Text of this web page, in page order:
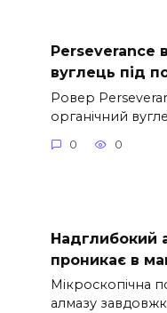
Perseverance
вуглець під
Ровер
органічний
0 0
Надглибокий
проникає в
Мікроскопічна
алмазу